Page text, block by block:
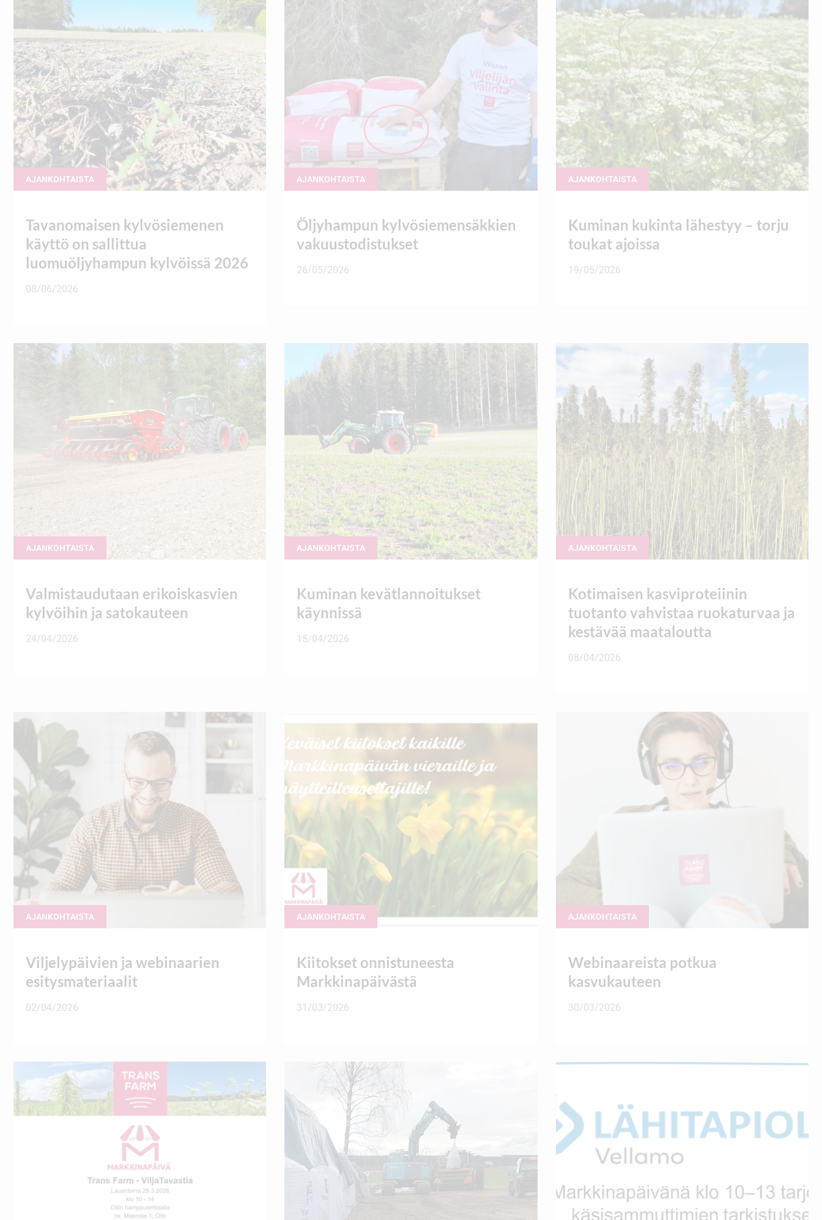
AJANKOHTAISTA
Tavanomaisen kylvösiemenen
käyttö on sallittua
luomuöljyhampun kylvöissä 2026
08/06/2026
AJANKOHTAISTA
Öljyhampun kylvösiemensäkkien
vakuustodistukset
26/05/2026
AJANKOHTAISTA
Kuminan kukinta lähestyy – torju
toukat ajoissa
19/05/2026
AJANKOHTAISTA
Valmistaudutaan erikoiskasvien
kylvöihin ja satokauteen
24/04/2026
AJANKOHTAISTA
Kuminan kevätlannoitukset
käynnissä
15/04/2026
AJANKOHTAISTA
Kotimaisen kasviproteiinin
tuotanto vahvistaa ruokaturvaa ja
kestävää maataloutta
08/04/2026
AJANKOHTAISTA
Viljelypäivien ja webinaarien
esitysmateriaalit
02/04/2026
AJANKOHTAISTA
Kiitokset onnistuneesta
Markkinapäivästä
31/03/2026
AJANKOHTAISTA
Webinaareista potkua
kasvukauteen
30/03/2026